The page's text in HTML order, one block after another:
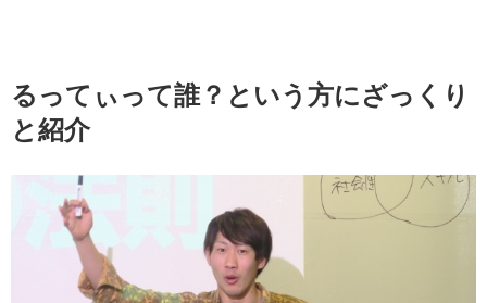
るってぃって誰？という方にざっくり
と紹介